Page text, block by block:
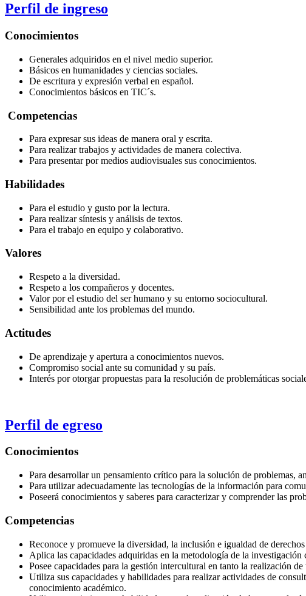
Perfil de ingreso
Conocimientos
Generales adquiridos en el nivel medio superior.
Básicos en humanidades y ciencias sociales.
De escritura y expresión verbal en español.
Conocimientos básicos en TIC´s.
Competencias
Para expresar sus ideas de manera oral y escrita.
Para realizar trabajos y actividades de manera colectiva.
Para presentar por medios audiovisuales sus conocimientos.
Habilidades
Para el estudio y gusto por la lectura.
Para realizar síntesis y análisis de textos.
Para el trabajo en equipo y colaborativo.
Valores
Respeto a la diversidad.
Respeto a los compañeros y docentes.
Valor por el estudio del ser humano y su entorno sociocultural.
Sensibilidad ante los problemas del mundo.
Actitudes
De aprendizaje y apertura a conocimientos nuevos.
Compromiso social ante su comunidad y su país.
Interés por otorgar propuestas para la resolución de problemáticas
Perfil de egreso
Conocimientos
Para desarrollar un pensamiento crítico para la solución de problemas,
Para utilizar adecuadamente las tecnologías de la información para
Poseerá conocimientos y saberes para caracterizar y comprender las
Competencias
Reconoce y promueve la diversidad, la inclusión e igualdad de derechos
Aplica las capacidades adquiridas en la metodología de la
Posee capacidades para la gestión intercultural en tanto la realización
Utiliza sus capacidades y habilidades para realizar actividades de
conocimiento académico.